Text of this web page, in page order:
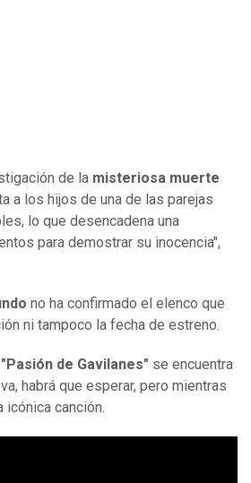
de la misteriosa muerte
a los hijos de una de las parejas
lo que desencadena una
para demostrar su inocencia",
no ha confirmado el elenco que
ni tampoco la fecha de estreno.
"Pasión de Gavilanes" se encuentra
habrá que esperar, pero mientras
icónica canción.